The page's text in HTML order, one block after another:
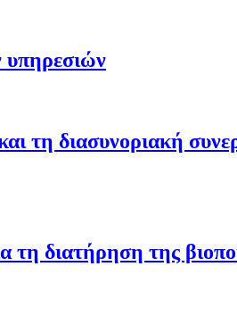
υπηρεσιών
τη διασυνοριακή
διατήρηση της